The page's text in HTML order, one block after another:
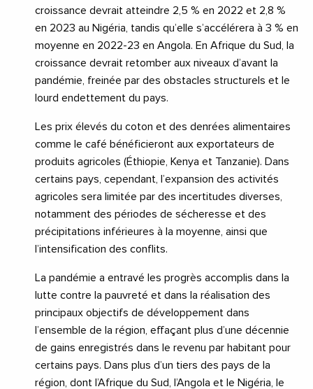
croissance devrait atteindre 2,5 % en 2022 et 2,8 %
en 2023 au Nigéria, tandis qu’elle s’accélérera à 3 % en
moyenne en 2022-23 en Angola. En Afrique du Sud, la
croissance devrait retomber aux niveaux d’avant la
pandémie, freinée par des obstacles structurels et le
lourd endettement du pays.
Les prix élevés du coton et des denrées alimentaires
comme le café bénéficieront aux exportateurs de
produits agricoles (Éthiopie, Kenya et Tanzanie). Dans
certains pays, cependant, l’expansion des activités
agricoles sera limitée par des incertitudes diverses,
notamment des périodes de sécheresse et des
précipitations inférieures à la moyenne, ainsi que
l’intensification des conflits.
La pandémie a entravé les progrès accomplis dans la
lutte contre la pauvreté et dans la réalisation des
principaux objectifs de développement dans
l’ensemble de la région, effaçant plus d’une décennie
de gains enregistrés dans le revenu par habitant pour
certains pays. Dans plus d’un tiers des pays de la
région, dont l’Afrique du Sud, l’Angola et le Nigéria, le